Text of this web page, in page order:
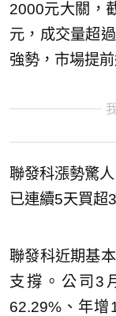
2000元大關，
元，成交量超
強勢，市場提
聯發科漲勢驚
已連續5天買超
聯發科近期基
支撐。公司3
62.29%、年增